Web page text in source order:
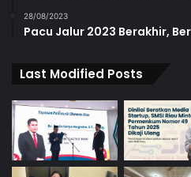
28/08/2023
Pacu Jalur 2023 Berakhir,
Last Modified Posts